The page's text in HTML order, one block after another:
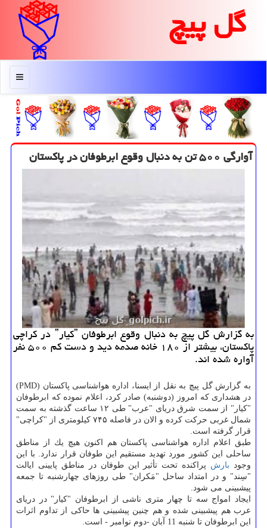
گل پیچ
منو
آوارگی ۵۰۰ تن به دنبال وقوع ابرطوفان در پاكستان
به گزارش گل پیچ به دنبال وقوع ابرطوفان ˮكیارˮ در كراچی
پاكستان، بیشتر از ۱۸۰ خانه صدمه دید و دست كم ۵۰۰ نفر
آواره شده اند.
به گزارش گل پیچ به نقل از ایسنا، اداره هواشناسی پاكستان (PMD)
در هشداری كه امروز (دوشنبه) صادر كرد، اعلام نموده كه ابرطوفان
"كیار" از سمت شرق دریای "عرب" طی ۱۲ ساعت گذشته
به سمت
شمال غربی حركت كرده و الان در فاصله ۷۴۵ كیلومتری از "كراچی"
قرار گرفته است.
طبق اعلام اداره هواشناسی پاكستان هم اكنون هیچ یك از مناطق
ساحلی این كشور مورد تهدید مستقیم این طوفان قرار ندارد. با این
وجود بارش پراكنده تحت تأثیر این طوفان در مناطق پایینی ایالت
"سِند" و در امتداد ساحل "مَكران" طی روزهای چهارشنبه تا جمعه
پیشبینی می شود.
ایجاد امواج سه تا چهار متری ناشی از ابرطوفان "كیار" در دریای
عرب هم پیشبینی شده و هم چنین پیشبینی ها حاكی از تداوم اثرات
این ابرطوفان تا شنبه 11 آبان -دوم نوامبر - است.